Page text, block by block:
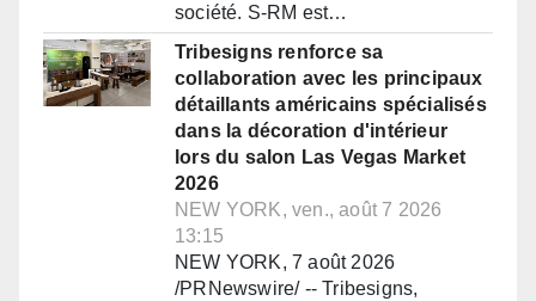
société. S-RM est…
Tribesigns renforce sa
collaboration avec les principaux
détaillants américains spécialisés
dans la décoration d'intérieur
lors du salon Las Vegas Market
2026
NEW YORK, ven., août 7 2026
13:15
NEW YORK, 7 août 2026
/PRNewswire/ -- Tribesigns,